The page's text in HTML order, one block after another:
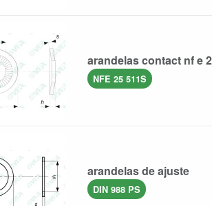
arandelas contact nf e
NFE 25 511S
arandelas de ajuste
DIN 988 PS